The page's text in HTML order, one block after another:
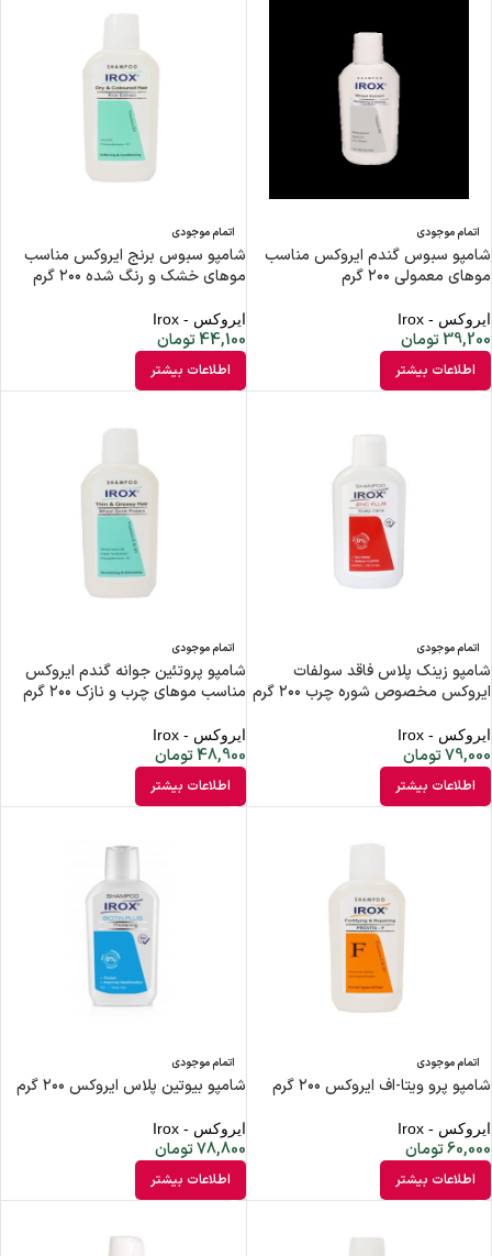
اتمام موجودی
شامپو سبوس گندم ایروکس مناسب
موهای معمولی ۲۰۰ گرم
ایروکس - Irox
39,200تومان
اطلاعات بیشتر
اتمام موجودی
شامپو سبوس برنج ایروکس مناسب
موهای خشک و رنگ شده ۲۰۰ گرم
ایروکس - Irox
44,100تومان
اطلاعات بیشتر
اتمام موجودی
شامپو زینک پلاس فاقد سولفات
ایروکس مخصوص شوره چرب ۲۰۰ گرم
ایروکس - Irox
79,000تومان
اطلاعات بیشتر
اتمام موجودی
شامپو پروتئین جوانه گندم ایروکس
مناسب موهای چرب و نازک ۲۰۰ گرم
ایروکس - Irox
48,900تومان
اطلاعات بیشتر
اتمام موجودی
شامپو پرو ویتا-اف ایروکس ۲۰۰ گرم
ایروکس - Irox
60,000تومان
اطلاعات بیشتر
اتمام موجودی
شامپو بیوتین پلاس ایروکس ۲۰۰ گرم
ایروکس - Irox
78,800تومان
اطلاعات بیشتر